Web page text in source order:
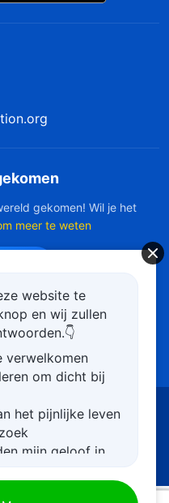
gekomen! Wil je het
meer te weten
Credits
God. Alle
website te
en wij zullen
verwelkomen
om dicht bij
het pijnlijke leven
mijn geloof in